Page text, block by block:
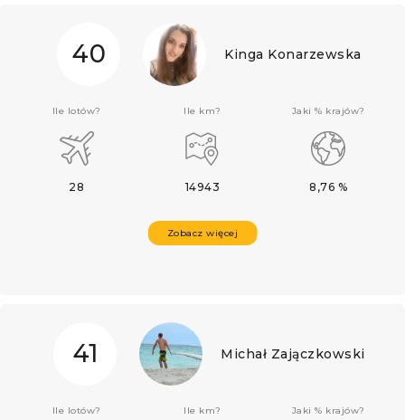
40 Kinga Konarzewska
Zobacz więcej
Ile lotów?
28
Ile km?
14943
Jaki % krajów?
8,76 %
41 Michał Zajączkowski
Ile lotów? Ile km? Jaki % krajów?